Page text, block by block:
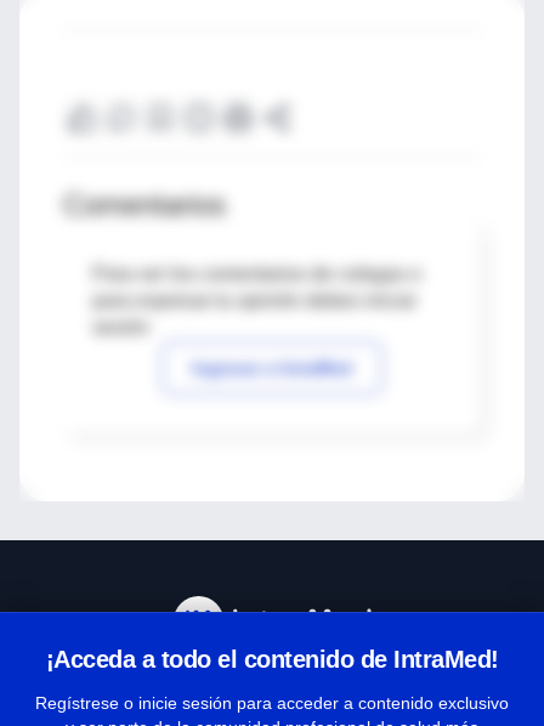
Comentarios
Para ver los comentarios de colegas o
Ingresar a IntraMed
¡Acceda a todo el contenido de IntraMed!
Regístrese o inicie sesión para acceder a contenido exclusivo